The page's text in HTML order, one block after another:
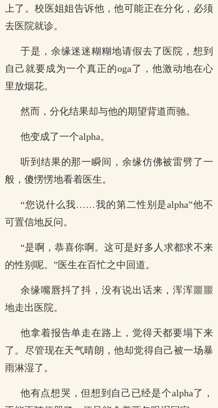
上了。校医姐姐告诉他，他可能正在分化，必须
去医院就诊。
于是，余缘迷迷糊糊地请假去了医院，想到
自己就要成为一个真正的oga了，他激动地在心
里放烟花。
然而，分化结果却与他的期望背道而驰。
他变成了一个alpha。
听到结果的那一瞬间，余缘仿佛被雷劈了一
般，傻愣愣地看着医生。
“您说什么我……我的第二性别是alpha”他不
可置信地反问。
“是啊，恭喜你啊。这可是好多人求都求不来
的性别呢。”医生在百忙之中回道。
余缘嘴唇抖了抖，没有说出话来，浑浑噩噩
地走出医院。
他拿着报告单走在路上，觉得天都要塌下来
了。尽管现在天气晴朗，他却觉得自己被一场暴
雨淋湿了。
他有点想哭，但想到自己已经是个alpha了，